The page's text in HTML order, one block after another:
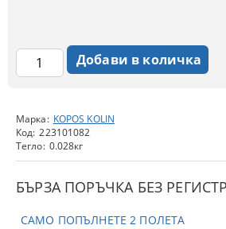
Марка: KOPOS KOLIN
Код: 223101082
Тегло: 0.028кг
БЪРЗА ПОРЪЧКА БЕЗ
САМО ПОПЪЛНЕТЕ 2 ПОЛЕТА